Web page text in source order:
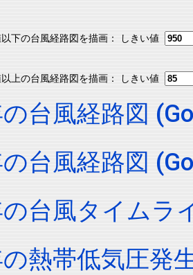
下の台風経路図を描画： しきい値
上の台風経路図を描画： しきい値
台風経路図
台風経路図
台風タイムラ
熱帯低気圧発